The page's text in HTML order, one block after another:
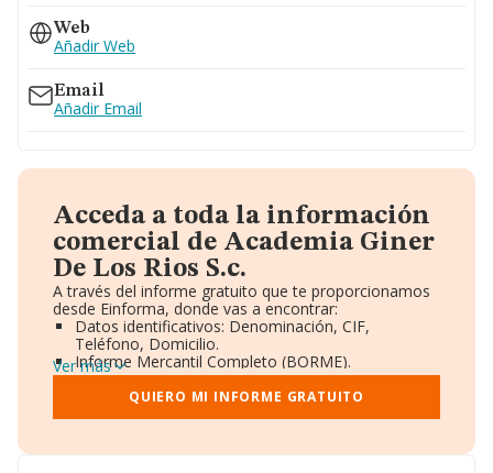
Web
Añadir Web
Email
Añadir Email
Acceda a toda la información
comercial de Academia Giner
De Los Rios S.c.
A través del informe gratuito que te proporcionamos
desde Einforma, donde vas a encontrar:
Datos identificativos: Denominación, CIF,
Teléfono, Domicilio.
Informe Mercantil Completo (BORME).
Gráficos de Evolución Ventas y Empleados.
Consejo de Administración y Administradores.
Directivos y Ejecutivos.
Ver más
QUIERO MI INFORME GRATUITO